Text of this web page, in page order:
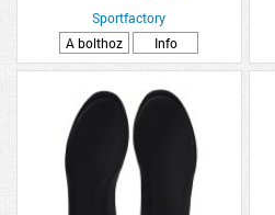
Sportfactory
A bolthoz
Info